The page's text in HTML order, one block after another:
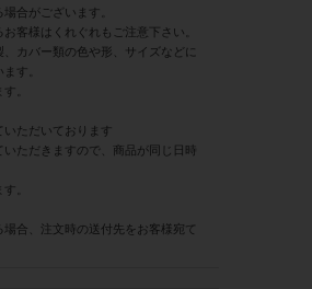
合がございます。
客様はくれぐれもご注意下さい。
カバー類の色や形、サイズなどに
す。
。
ただいております
ただきますので、商品が同じ日時
。
合、注文時の送付先をお客様宛て